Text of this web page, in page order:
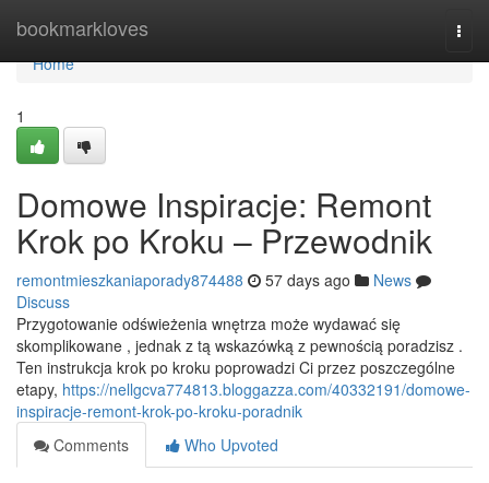
bookmarkloves
Home
Home
1
Domowe Inspiracje: Remont
Krok po Kroku – Przewodnik
remontmieszkaniaporady874488 57 days ago
News
Discuss
Przygotowanie odświeżenia wnętrza może wydawać się
skomplikowane , jednak z tą wskazówką z pewnością poradzisz .
Ten instrukcja krok po kroku poprowadzi Ci przez poszczególne
etapy, https://nellgcva774813.bloggazza.com/40332191/domowe-
inspiracje-remont-krok-po-kroku-poradnik
Comments
Who Upvoted